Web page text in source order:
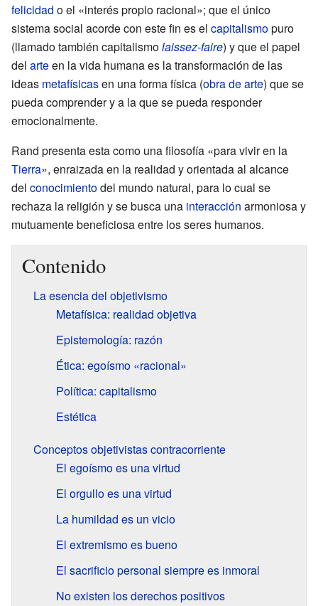
felicidad o el «interés propio racional»; que el único
sistema social acorde con este fin es el capitalismopuro
(llamado también capitalismolaissez-faire) y que el papel
del arteen la vida humana es la transformación de las
ideas metafísicasen una forma física (obra de arte) que se
pueda comprender y a la que se pueda responder
emocionalmente.
Rand presenta esta como una filosofía «para vivir en la
Tierra», enraizada en la realidad y orientada al alcance
del conocimientodel mundo natural, para lo cual se
rechaza la religión y se busca una interacción armoniosa y
mutuamente beneficiosa entre los seres humanos.
Contenido
La esencia del objetivismo
Metafísica: realidad objetiva
Epistemología: razón
Ética: egoísmo «racional»
Política: capitalismo
Estética
Conceptos objetivistas contracorriente
El egoísmo es una virtud
El orgullo es una virtud
La humildad es un vicio
El extremismo es bueno
El sacrificio personal siempre es inmoral
No existen los derechos positivos